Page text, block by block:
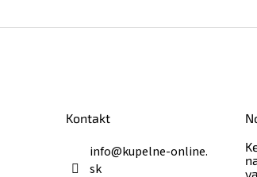
Kontakt
info@kupelne-online.
sk